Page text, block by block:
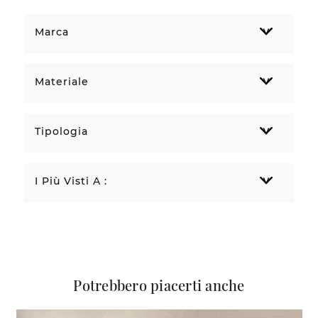
Marca
Materiale
Tipologia
I Più Visti A :
Potrebbero piacerti anche